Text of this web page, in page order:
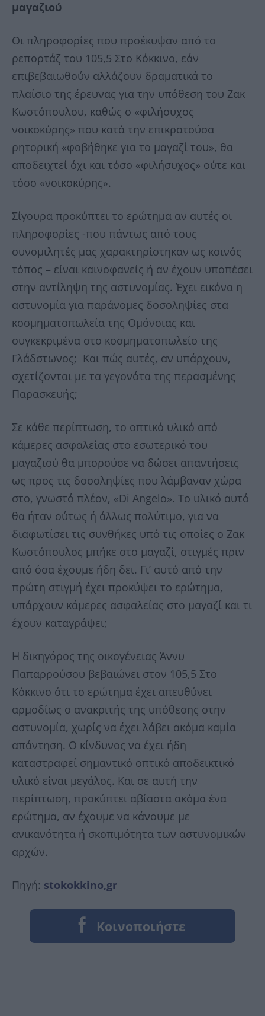
μαγαζιού
Οι πληροφορίες που προέκυψαν από το
ρεπορτάζ του 105,5 Στο Κόκκινο, εάν
επιβεβαιωθούν αλλάζουν δραματικά το
πλαίσιο της έρευνας για την υπόθεση του Ζακ
Κωστόπουλου, καθώς ο «φιλήσυχος
νοικοκύρης» που κατά την επικρατούσα
ρητορική «φοβήθηκε για το μαγαζί του», θα
αποδειχτεί όχι και τόσο «φιλήσυχος» ούτε και
τόσο «νοικοκύρης».
Σίγουρα προκύπτει το ερώτημα αν αυτές οι
πληροφορίες -που πάντως από τους
συνομιλητές μας χαρακτηρίστηκαν ως κοινός
τόπος – είναι καινοφανείς ή αν έχουν υποπέσει
στην αντίληψη της αστυνομίας. Έχει εικόνα η
αστυνομία για παράνομες δοσοληψίες στα
κοσμηματοπωλεία της Ομόνοιας και
συγκεκριμένα στο κοσμηματοπωλείο της
Γλάδστωνος; Και πώς αυτές, αν υπάρχουν,
σχετίζονται με τα γεγονότα της περασμένης
Παρασκευής;
Σε κάθε περίπτωση, το οπτικό υλικό από
κάμερες ασφαλείας στο εσωτερικό του
μαγαζιού θα μπορούσε να δώσει απαντήσεις
ως προς τις δοσοληψίες που λάμβαναν χώρα
στο, γνωστό πλέον, «Di Angelo». Το υλικό αυτό
θα ήταν ούτως ή άλλως πολύτιμο, για να
διαφωτίσει τις συνθήκες υπό τις οποίες ο Ζακ
Κωστόπουλος μπήκε στο μαγαζί, στιγμές πριν
από όσα έχουμε ήδη δει. Γι’ αυτό από την
πρώτη στιγμή έχει προκύψει το ερώτημα,
υπάρχουν κάμερες ασφαλείας στο μαγαζί και τι
έχουν καταγράψει;
Η δικηγόρος της οικογένειας Άννυ
Παπαρρούσου βεβαιώνει στον 105,5 Στο
Κόκκινο ότι το ερώτημα έχει απευθύνει
αρμοδίως ο ανακριτής της υπόθεσης στην
αστυνομία, χωρίς να έχει λάβει ακόμα καμία
απάντηση. Ο κίνδυνος να έχει ήδη
καταστραφεί σημαντικό οπτικό αποδεικτικό
υλικό είναι μεγάλος. Και σε αυτή την
περίπτωση, προκύπτει αβίαστα ακόμα ένα
ερώτημα, αν έχουμε να κάνουμε με
ανικανότητα ή σκοπιμότητα των αστυνομικών
αρχών.
Πηγή: stokokkino,gr